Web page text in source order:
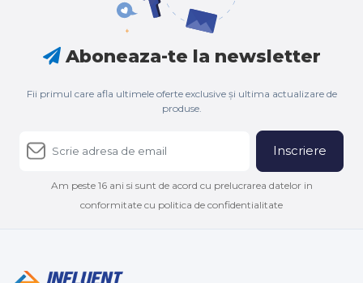
Aboneaza-te la newsletter
Fii primul care afla ultimele oferte exclusive și ultima actualizare de
produse.
Inscriere
Am peste 16 ani si sunt de acord cu prelucrarea datelor in
conformitate cu politica de confidentialitate